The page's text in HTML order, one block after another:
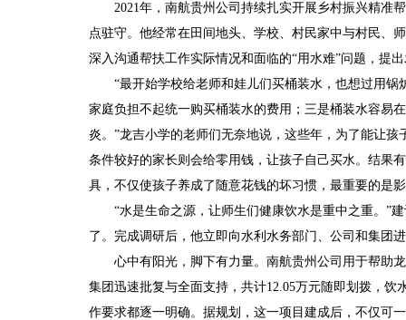
2021年，南航贵州公司持续扎实开展乡村振兴精准
点驻守。他经常在田间地头、学校、村民家中与村民、
深入沟通帮扶工作实际情况和面临的“用水难”问题，提
“最开始学校给老师和娃儿们买桶装水，也想过用
家庭负担不起统一购买桶装水的费用；三是桶装水容易
炎。”龙吉小学的老师们无奈地说，这些年，为了能让
条件较好的家长则会给零用钱，让孩子自己买水。结果
具，不仅使孩子养成了随意花钱的坏习惯，最重要的是
“水是生命之源，让师生们健康饮水是重中之重。”
了。完成调研后，他立即向水利水务部门、公司和集团
心中有阳光，脚下有力量。南航贵州公司用于帮助
集团迅速批复与全面支持，共计12.05万元随即划拨，饮
作要求都逐一明确。据规划，这一项目建成后，不仅可